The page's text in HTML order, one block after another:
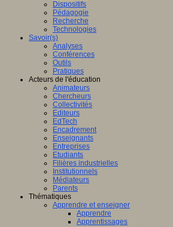
Dispositifs
Pédagogie
Recherche
Technologies
Savoir(s)
Analyses
Conférences
Outils
Pratiques
Acteurs de l'éducation
Animateurs
Chercheurs
Collectivités
Editeurs
EdTech
Encadrement
Enseignants
Entreprises
Etudiants
Filières industrielles
Institutionnels
Médiateurs
Parents
Thématiques
Apprendre et enseigner
Apprendre
Apprentissages